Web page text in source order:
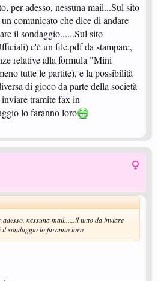
per adesso, nessuna mail...Sul sito
comunicato che dice di andare
il sondaggio......Sul sito
c'è un file.pdf da stampare,
relative alla formula "Mini
tutte le partite), e la possibilità
di gioco da parte della società
tramite fax in
lo faranno loro
nessuna mail......il tutto da inviare
il sondaggio lo faranno loro